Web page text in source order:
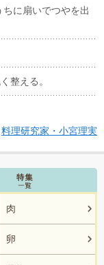
に扇いでつやを出
整える。
料理研究家・小宮理実
肉
卵